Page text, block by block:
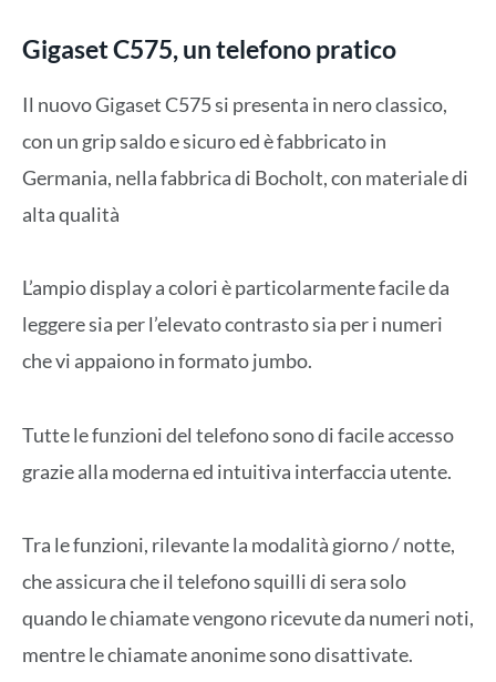
Gigaset C575, un telefono pratico
Il nuovo Gigaset C575 si presenta in nero classico,
con un grip saldo e sicuro ed è fabbricato in
Germania, nella fabbrica di Bocholt, con materiale di
alta qualità
L’ampio display a colori è particolarmente facile da
leggere sia per l’elevato contrasto sia per i numeri
che vi appaiono in formato jumbo.
Tutte le funzioni del telefono sono di facile accesso
grazie alla moderna ed intuitiva interfaccia utente.
Tra le funzioni, rilevante la modalità giorno / notte,
che assicura che il telefono squilli di sera solo
quando le chiamate vengono ricevute da numeri noti,
mentre le chiamate anonime sono disattivate.